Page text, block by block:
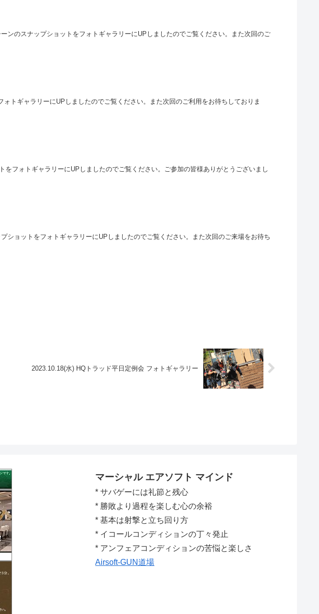
ンのスナップショットをフォトギャラリーにUPしましたのでご覧ください。また次回のご
トギャラリーにUPしましたのでご覧ください。また次回のご利用をお待ちしておりま
フォトギャラリーにUPしましたのでご覧ください。ご参加の皆様ありがとうございまし
ショットをフォトギャラリーにUPしましたのでご覧ください。また次回のご来場をお待ち
2023.10.18(水) HQトラッド平日定例会 フォトギャラリー
マーシャル エアソフト マインド
* サバゲーには礼節と残心
* 勝敗より過程を楽しむ心の余裕
* 基本は射撃と立ち回り方
* イコールコンディションの丁々発止
* アンフェアコンディションの苦悩と楽しさ
Airsoft-GUN道場